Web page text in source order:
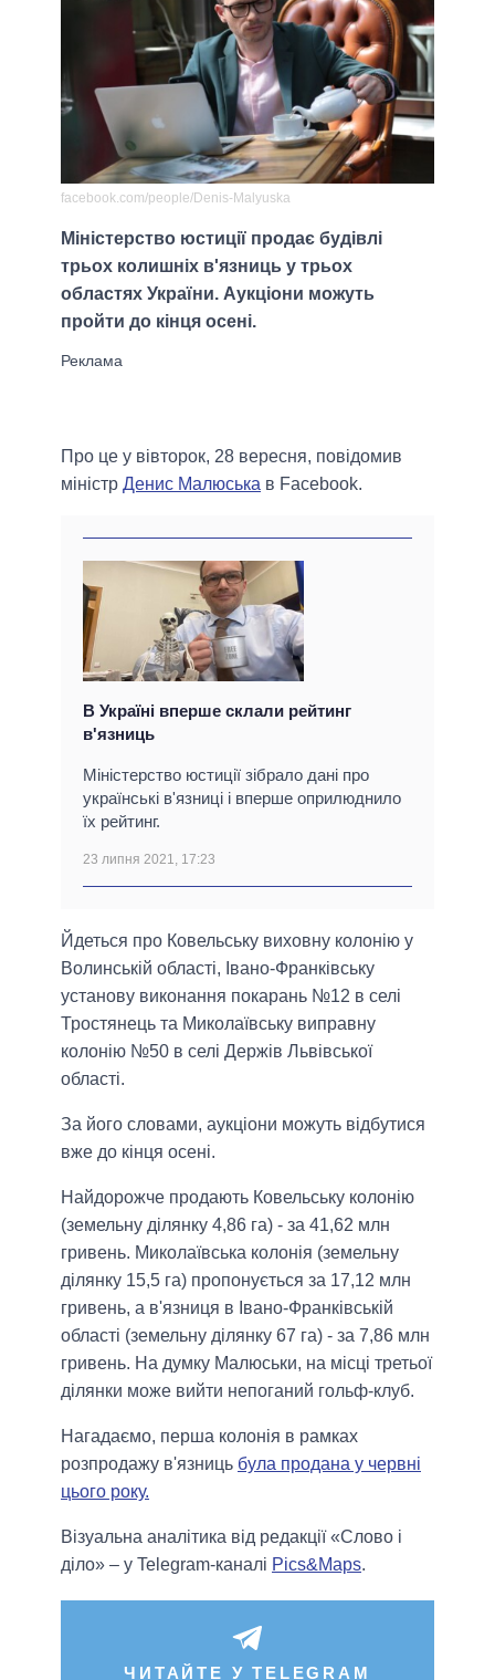
facebook.com/people/Denis-Malyuska
Міністерство юстиції продає будівлі
трьох колишніх в'язниць у трьох
областях України. Аукціони можуть
пройти до кінця осені.
Про це у вівторок, 28 вересня, повідомив
міністр Денис Малюська в Facebook.
В Україні вперше склали рейтинг
в'язниць
Міністерство юстиції зібрало дані про
українські в'язниці і вперше оприлюднило
їх рейтинг.
23 липня 2021, 17:23
Йдеться про Ковельську виховну колонію у
Волинській області, Івано-Франківську
установу виконання покарань №12 в селі
Тростянець та Миколаївську виправну
колонію №50 в селі Держів Львівської
області.
За його словами, аукціони можуть відбутися
вже до кінця осені.
Найдорожче продають Ковельську колонію
(земельну ділянку 4,86 ​​га) - за 41,62 млн
гривень. Миколаївська колонія (земельну
ділянку 15,5 га) пропонується за 17,12 млн
гривень, а в'язниця в Івано-Франківській
області (земельну ділянку 67 га) - за 7,86 млн
гривень. На думку Малюськи, на місці третьої
ділянки може вийти непоганий гольф-клуб.
Нагадаємо, перша колонія в рамках
розпродажу в'язниць була продана у червні
цього року.
Візуальна аналітика від редакції «Слово і
діло» – у Telegram-каналі Pics&Maps.
ЧИТАЙТЕ У TELEGRAM